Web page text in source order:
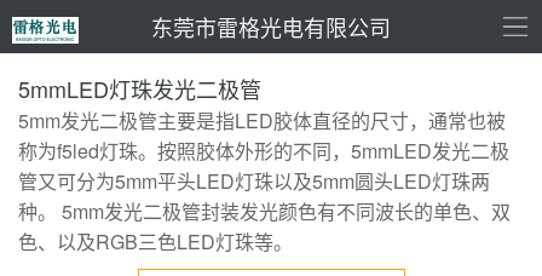
东莞市雷格光电有限公司
5mmLED灯珠发光二极管
5mm发光二极管主要是指LED胶体直径的尺寸，通常也被
称为f5led灯珠。按照胶体外形的不同，5mmLED发光二极
管又可分为5mm平头LED灯珠以及5mm圆头LED灯珠两
种。 5mm发光二极管封装发光颜色有不同波长的单色、双
色、以及RGB三色LED灯珠等。